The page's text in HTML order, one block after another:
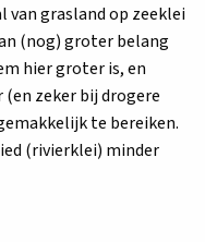
van grasland op zeeklei
(nog) groter belang
hier groter is, en
(en zeker bij drogere
te bereiken.
(rivierklei) minder